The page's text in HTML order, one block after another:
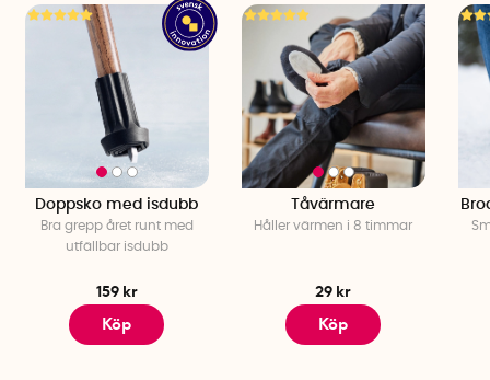
Doppsko med isdubb
Bra grepp året runt med
utfällbar isdubb
159 kr
Köp
Tåvärmare
Håller värmen i 8 timmar
29 kr
Köp